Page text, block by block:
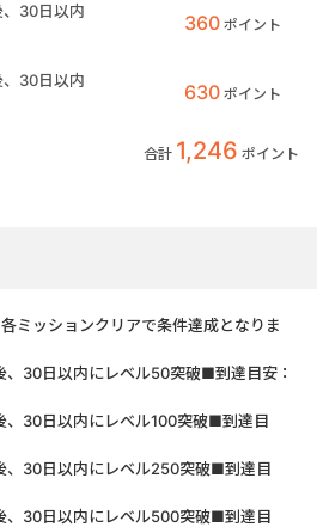
30日以内
360 ポイント
30日以内
630 ポイント
合計 1,246 ポイント
ミッションクリアで条件達成となりま
30日以内にレベル50突破■到達目安：
30日以内にレベル100突破■到達目
30日以内にレベル250突破■到達目
30日以内にレベル500突破■到達目